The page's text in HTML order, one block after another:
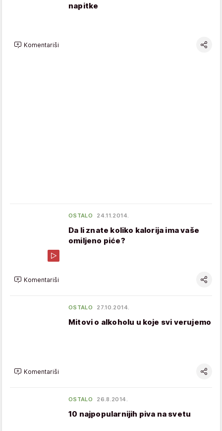
napitke
Komentariši
OSTALO 24.11.2014.
Da li znate koliko kalorija ima vaše
omiljeno piće?
Komentariši
OSTALO 27.10.2014.
Mitovi o alkoholu u koje svi verujemo
Komentariši
OSTALO 26.8.2014.
10 najpopularnijih piva na svetu